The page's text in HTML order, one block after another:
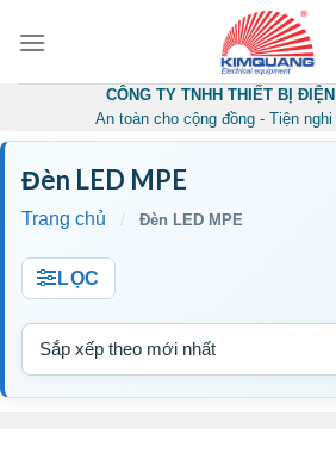
CÔNG TY TNHH THIẾT BỊ
An toàn cho cộng đồng - Tiện
Đèn LED MPE
Trang chủ / Đèn LED MPE
LỌC